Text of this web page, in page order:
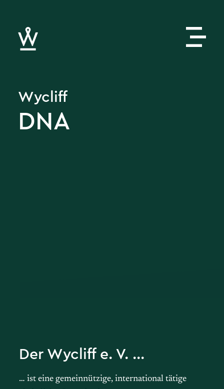
Wycliff
DNA
Der Wycliff e. V. ...
… ist eine gemeinnützige, international tätige